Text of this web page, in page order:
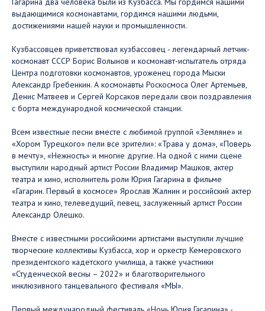
выдающимися космонавтами, гордимся нашими людьми,
достижениями нашей науки и промышленности.
Кузбассовцев приветствовал кузбассовец - легендарный летчик-
космонавт СССР Борис Волынов и космонавт-испытатель отряда
Центра подготовки космонавтов, уроженец города Мыски
Александр Гребенкин. А космонавты Роскосмоса Олег Артемьев,
Денис Матвеев и Сергей Корсаков передали свои поздравления
с борта международной космической станции.
Всем известные песни вместе с любимой группой «Земляне» и
«Хором Турецкого» пели все зрители»: «Трава у дома», «Поверь
в мечту», «Нежность» и многие другие. На одной с ними сцене
выступили народный артист России Владимир Машков, актер
театра и кино, исполнитель роли Юрия Гагарина в фильме
«Гагарин. Первый в космосе» Ярослав Жалнин и российский актер
театра и кино, телеведущий, певец, заслуженный артист России
Александр Олешко.
Вместе с известными российскими артистами выступили лучшие
творческие коллективы Кузбасса, хор и оркестр Кемеровского
президентского кадетского училища, а также участники
«Студенческой весны – 2022» и благотворительного
инклюзивного танцевального фестиваля «МЫ».